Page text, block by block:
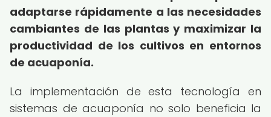
adaptarse rápidamente a las necesidades
cambiantes de las plantas y maximizar la
productividad de los cultivos en entornos
de acuaponía.
La implementación de esta tecnología en
sistemas de acuaponía no solo beneficia la